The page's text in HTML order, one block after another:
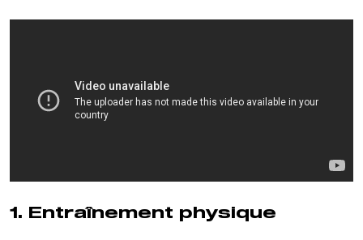
1. Entraînement physique